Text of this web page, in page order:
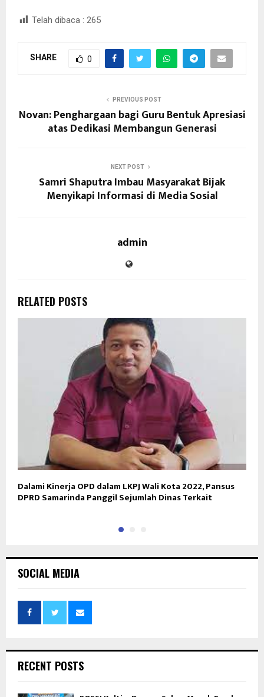
Telah dibaca : 265
SHARE 0
PREVIOUS POST
Novan: Penghargaan bagi Guru Bentuk Apresiasi
atas Dedikasi Membangun Generasi
NEXT POST
Samri Shaputra Imbau Masyarakat Bijak
Menyikapi Informasi di Media Sosial
admin
RELATED POSTS
Dalami Kinerja OPD dalam LKPJ Wali Kota 2022, Pansus
DPRD Samarinda Panggil Sejumlah Dinas Terkait
SOCIAL MEDIA
RECENT POSTS